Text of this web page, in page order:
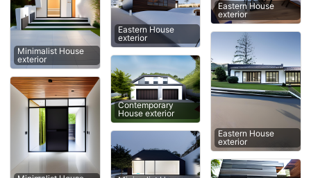
Minimalist House
exterior
Eastern House
exterior
Contemporary
House exterior
Eastern House
exterior
Eastern House
exterior